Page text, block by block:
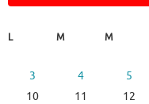
L
M M
3
4 5
10
11 12